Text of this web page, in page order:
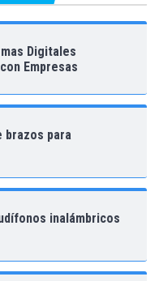
Digitales
Empresas
brazos para
inalámbricos